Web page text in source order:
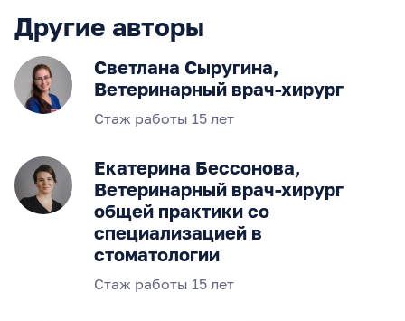
Другие авторы
Светлана Сыругина,
Ветеринарный врач-хирург
Стаж работы 15 лет
Екатерина Бессонова,
Ветеринарный врач-хирург
общей практики со
специализацией в
стоматологии
Стаж работы 15 лет